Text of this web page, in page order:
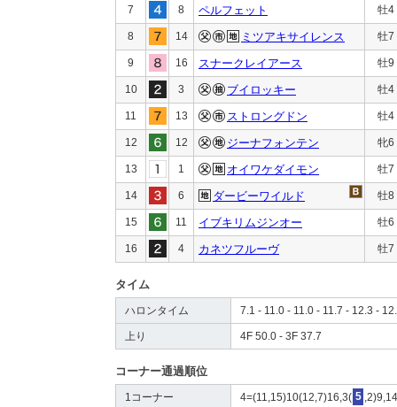
7 8 ペルフェット 牡4
8 14 ミツアキサイレンス 牡7
9 16 スナークレイアース 牡9
10 3 ブイロッキー 牡4
11 13 ストロングドン 牡4
12 12 ジーナフォンテン 牝6
13 1 オイワケダイモン 牡7
14 6 ダービーワイルド 牡8
15 11 イブキリムジンオー 牡6
16 4 カネツフルーヴ 牡7
タイム
ハロンタイム 7.1 - 11.0 - 11.0 - 11.7 - 12.3 -
上り 4F 50.0 - 3F 37.7
コーナー通過順位
1コーナー 4=(11,15)10(12,7)16,3( 5